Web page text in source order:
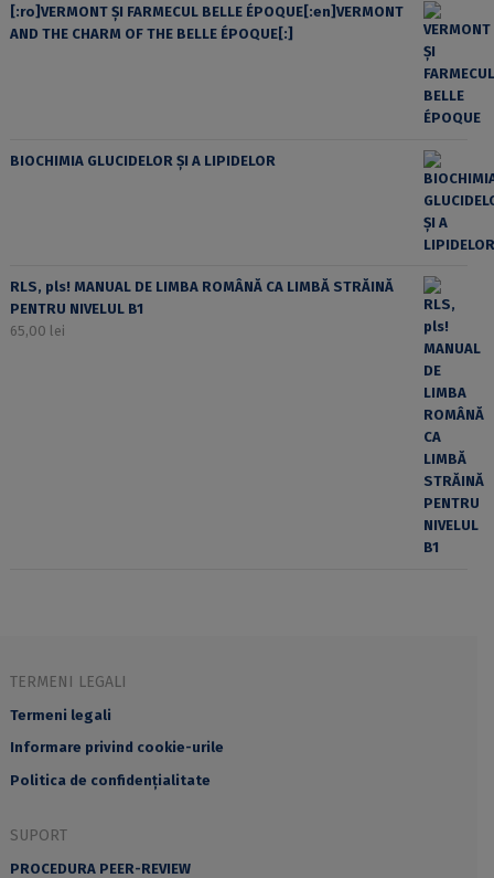
[:ro]VERMONT ȘI FARMECUL BELLE ÉPOQUE[:en]VERMONT
AND THE CHARM OF THE BELLE ÉPOQUE[:]
BIOCHIMIA GLUCIDELOR ȘI A LIPIDELOR
RLS, pls! MANUAL DE LIMBA ROMÂNĂ CA LIMBĂ STRĂINĂ
PENTRU NIVELUL B1
65,00 lei
TERMENI LEGALI
Termeni legali
Informare privind cookie-urile
Politica de confidențialitate
SUPORT
PROCEDURA PEER-REVIEW